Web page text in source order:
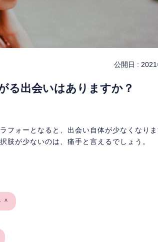
公開日 :
る出会いはありますか？
フォーとなると、出会い自体が少なくなりま
肢が少ないのは、痛手と言えるでしょう。